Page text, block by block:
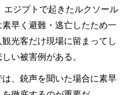
エジプトで起きたルクソール
早く避難・逃亡したため一
光客だけ現場に留まってし
い被害例がある。
、銃声を聞いた場合に素早